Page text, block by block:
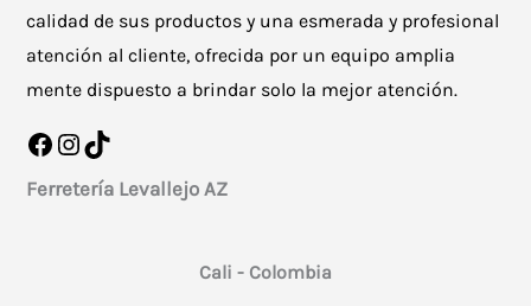
calidad de sus productos y una esmerada y profesional
atención al cliente, ofrecida por un equipo amplia
mente dispuesto a brindar solo la mejor atención.
Facebook
Instagram
TikTok
Ferretería Levallejo AZ
Cali - Colombia